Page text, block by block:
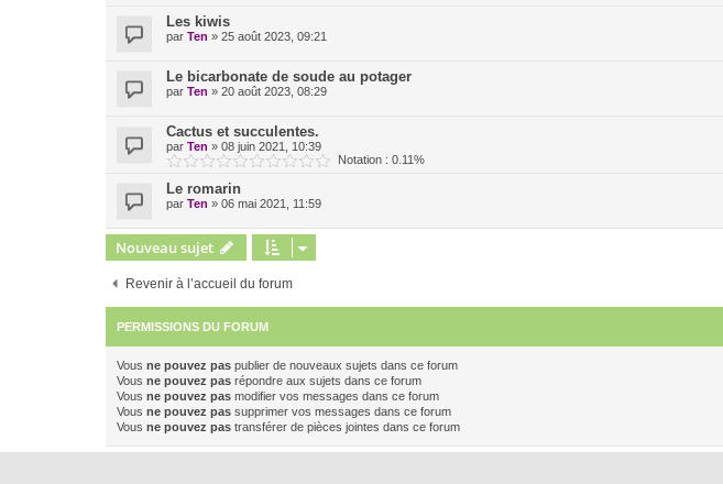
Les kiwis
par Ten » 25 août 2023, 09:21
Le bicarbonate de soude au potager
par Ten » 20 août 2023, 08:29
Cactus et succulentes.
par Ten » 08 juin 2021, 10:39
Notation : 0.11%
Le romarin
par Ten » 06 mai 2021, 11:59
Nouveau sujet
Revenir à l’accueil du forum
PERMISSIONS DU FORUM
Vous ne pouvez pas publier de nouveaux sujets dans ce forum
Vous ne pouvez pas répondre aux sujets dans ce forum
Vous ne pouvez pas modifier vos messages dans ce forum
Vous ne pouvez pas supprimer vos messages dans ce forum
Vous ne pouvez pas transférer de pièces jointes dans ce forum